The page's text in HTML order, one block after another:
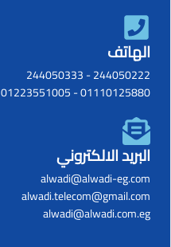
الهاتف
244050222
-
244050333
01110125880
-
01223551005
البريد الالكتروني
alwadi@alwadi-eg.com
alwadi.telecom@gmail.com
alwadi@alwadi.com.eg